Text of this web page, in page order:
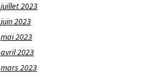
juillet 2023
juin 2023
mai 2023
avril 2023
mars 2023